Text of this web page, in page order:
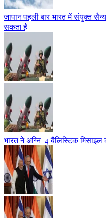
जापान पहली बार भारत में संयुक्त
सकता है
भारत ने अग्नि-4 बैलिस्टिक मिसाइल